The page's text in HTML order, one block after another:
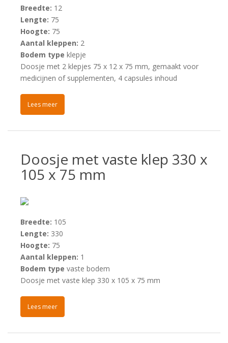
Breedte: 12
Lengte: 75
Hoogte: 75
Aantal kleppen: 2
Bodem type klepje
Doosje met 2 klepjes 75 x 12 x 75 mm, gemaakt voor
medicijnen of supplementen, 4 capsules inhoud
Lees meer
Doosje met vaste klep 330 x
105 x 75 mm
Breedte: 105
Lengte: 330
Hoogte: 75
Aantal kleppen: 1
Bodem type vaste bodem
Doosje met vaste klep 330 x 105 x 75 mm
Lees meer